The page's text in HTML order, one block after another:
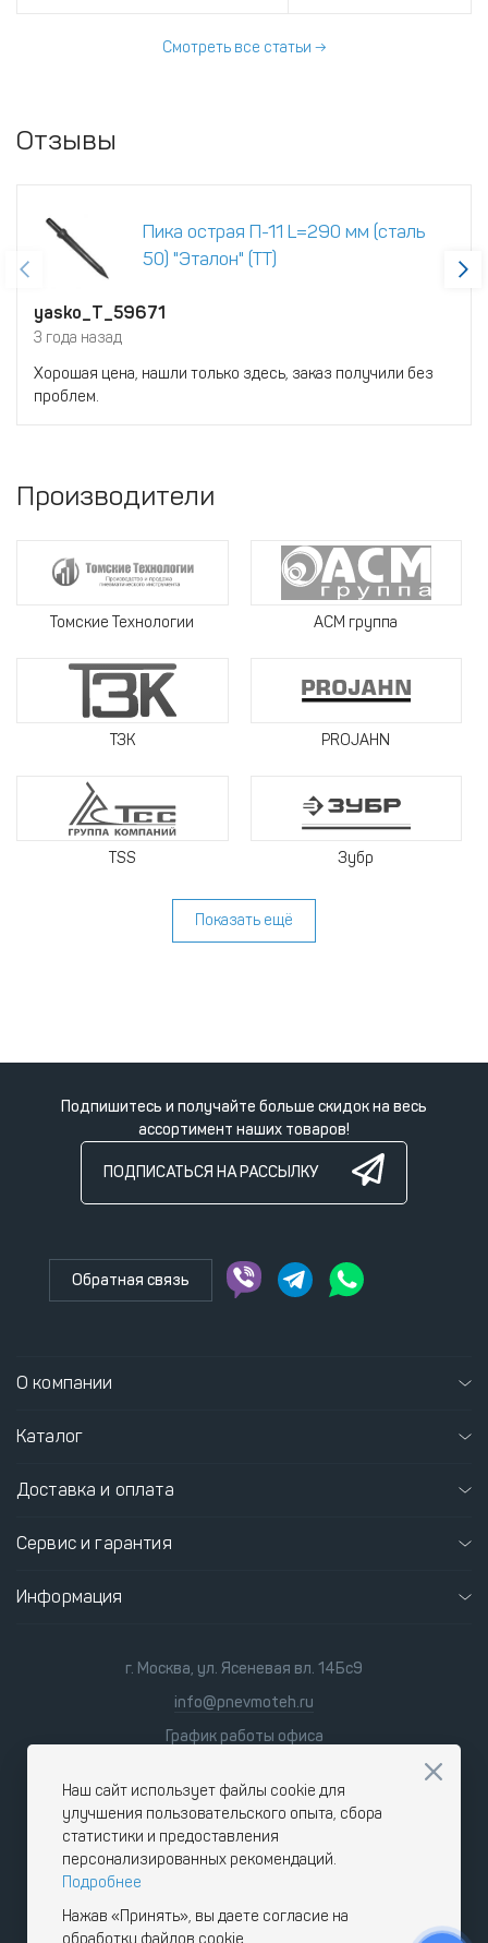
Смотреть все статьи →
Отзывы
Пика острая П-11 L=290 мм (сталь
50) "Эталон" (ТТ)
yasko_T_59671
3 года назад
Хорошая цена, нашли только здесь, заказ получили без
проблем.
Производители
Томские Технологии АСМ группа
ТЗК PROJAHN
TSS Зубр
Показать ещё
Подпишитесь и получайте больше скидок на весь
ассортимент наших товаров!
ПОДПИСАТЬСЯ НА РАССЫЛКУ
Обратная связь
О компании
Каталог
Доставка и оплата
Сервис и гарантия
Информация
г. Москва, ул. Ясеневая вл. 14Бс9
info@pnevmoteh.ru
График работы офиса
9:00 - 18:00
Наш сайт использует файлы cookie для
улучшения пользовательского опыта, сбора
статистики и предоставления
персонализированных рекомендаций.
Подробнее
Нажав «Принять», вы даете согласие на
обработку файлов cookie.